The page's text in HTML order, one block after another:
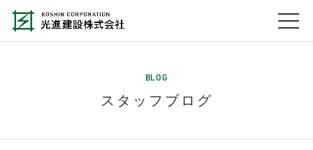
BLOG
スタッフブログ